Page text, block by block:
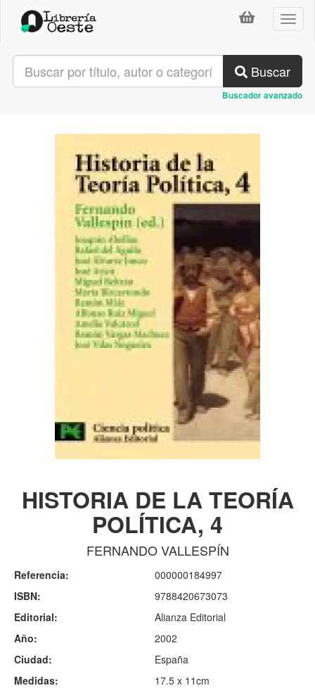
Buscar
Buscador avanzado
HISTORIA DE LA TEORÍA
POLÍTICA, 4
FERNANDO VALLESPÍN
Referencia:
000000184997
ISBN:
9788420673073
Editorial:
Alianza Editorial
Año:
2002
Ciudad:
España
Medidas:
17.5 x 11cm